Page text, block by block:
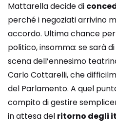
Mattarella decide di
perché i negoziati arrivino
accordo. Ultima chance
politico, insomma: se sarà
scena dell’ennesimo
Carlo Cottarelli, che
del Parlamento. A quel
compito di gestire
in attesa del ritorno degli